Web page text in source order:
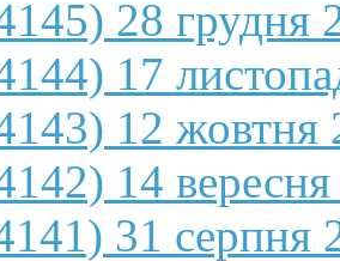
28 грудня
17
12 жовтня
14
31 серпня